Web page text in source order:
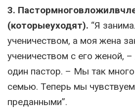
3.
(которыеуходят). “Я
ученичеством, а моя жена
ученичеством с его женой,
один пастор. – Мы так
семью. Теперь мы
преданными”.